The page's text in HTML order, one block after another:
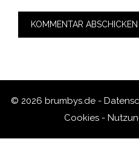
© 2026 brumbys.de -
Cookies-